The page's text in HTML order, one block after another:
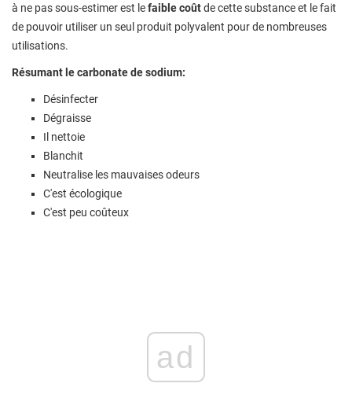
à ne pas sous-estimer est lefaible coûtde cette substance et le fait
de pouvoir utiliser un seul produit polyvalent pour de nombreuses
utilisations.
Résumant le carbonate de sodium:
Désinfecter
Dégraisse
Il nettoie
Blanchit
Neutralise les mauvaises odeurs
C'est écologique
C'est peu coûteux
ad